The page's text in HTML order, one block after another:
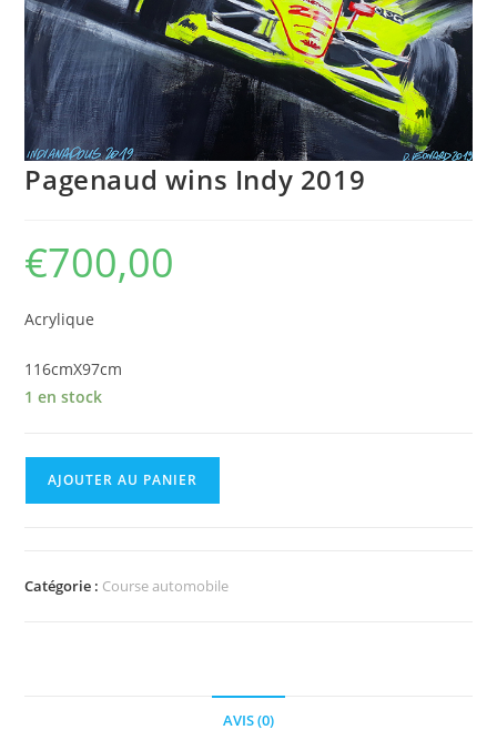
Pagenaud wins Indy 2019
€700,00
Acrylique
116cmX97cm
1 en stock
Indy
AJOUTER AU PANIER
Catégorie : Course automobile
AVIS (0)